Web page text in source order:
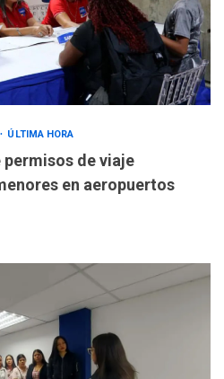
ÚLTIMA HORA
de viaje
en aeropuertos